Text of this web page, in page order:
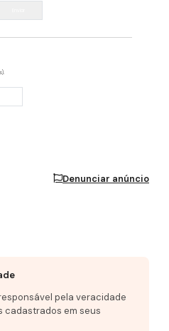
Denunciar anúncio
pela veracidade
cadastrados em seus